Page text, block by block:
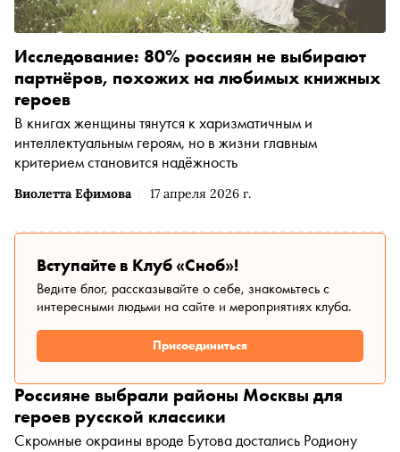
Виолетта Ефимова 17 апреля 2026 г.
Исследование: 80% россиян не выбирают
партнёров, похожих на любимых книжных
героев
В книгах женщины тянутся к харизматичным и
интеллектуальным героям, но в жизни главным
критерием становится надёжность
Вступайте в Клуб «Сноб»!
Ведите блог, рассказывайте о себе, знакомьтесь с
интересными людьми на сайте и мероприятиях клуба.
Присоединиться
Россияне выбрали районы Москвы для
героев русской классики
Скромные окраины вроде Бутова достались Родиону